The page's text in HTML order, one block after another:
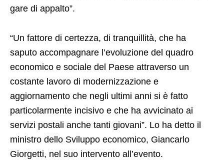
gare di appalto”.
“Un fattore di certezza, di tranquillità, che ha
saputo accompagnare l’evoluzione del quadro
economico e sociale del Paese attraverso un
costante lavoro di modernizzazione e
aggiornamento che negli ultimi anni si è fatto
particolarmente incisivo e che ha avvicinato ai
servizi postali anche tanti giovani”. Lo ha detto il
ministro dello Sviluppo economico, Giancarlo
Giorgetti, nel suo intervento all’evento.